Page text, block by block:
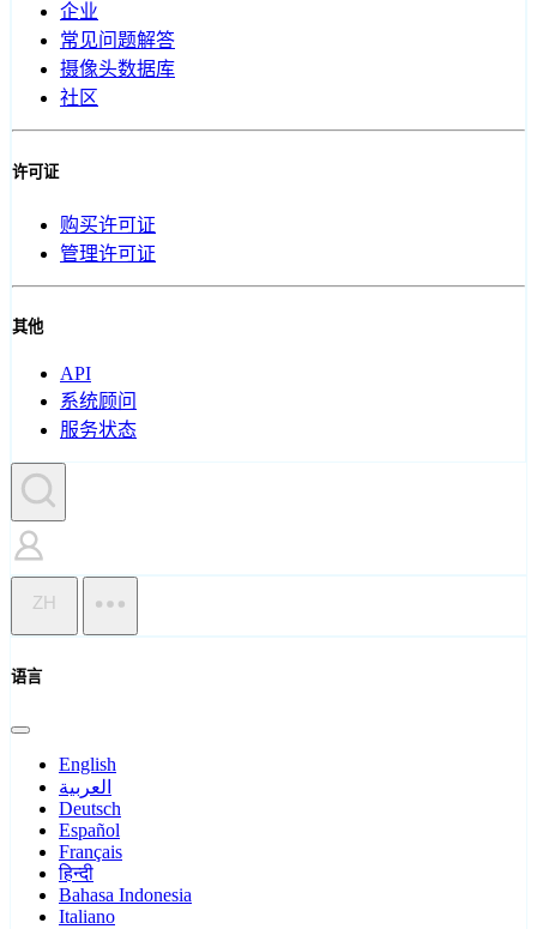
企业
常见问题解答
摄像头数据库
社区
许可证
购买许可证
管理许可证
其他
API
系统顾问
服务状态
ZH
语言
English
العربية
Deutsch
Español
Français
हिन्दी
Bahasa Indonesia
Italiano